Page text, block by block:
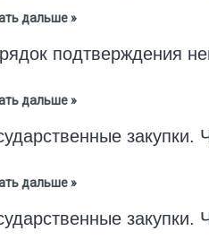
дальше »
подтверждения
дальше »
закупки.
дальше »
закупки.